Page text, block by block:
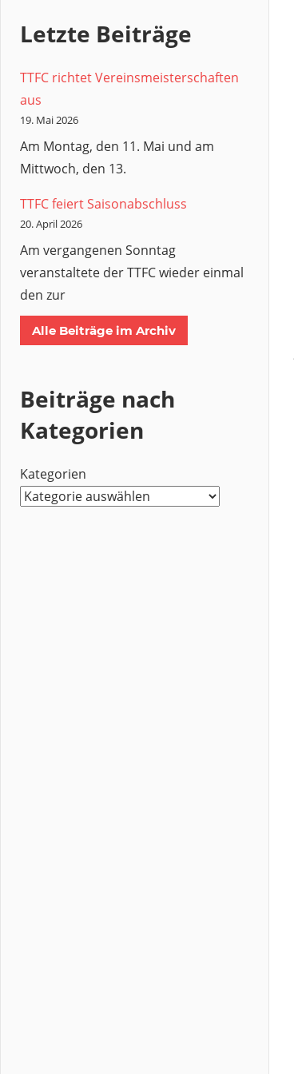
Letzte Beiträge
TTFC richtet Vereinsmeisterschaften
aus
19. Mai 2026
Am Montag, den 11. Mai und am
Mittwoch, den 13.
TTFC feiert Saisonabschluss
20. April 2026
Am vergangenen Sonntag
veranstaltete der TTFC wieder einmal
den zur
Alle Beiträge im Archiv
Beiträge nach
Kategorien
Kategorien